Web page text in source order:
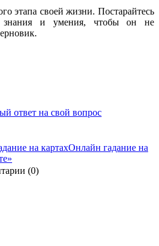
этапа своей жизни. Постарайтесь
знания и умения, чтобы он не
ответ на свой вопрос
на картахОнлайн гадание на
(0)